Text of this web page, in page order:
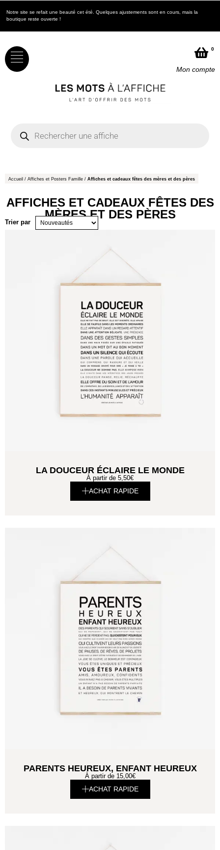
Notre site se refait une beauté cet été. Quelques ajustements sont en cours, mais la
boutique reste ouverte !
0
Mon compte
Accueil / Affiches et Posters Famille / Affiches et cadeaux fêtes des mères et des pères
AFFICHES ET CADEAUX FÊTES DES
MÈRES ET DES PÈRES
Trier par
LA DOUCEUR ÉCLAIRE LE MONDE
À partir de 5,50€
ACHAT RAPIDE
PARENTS HEUREUX, ENFANT HEUREUX
À partir de 15,00€
ACHAT RAPIDE